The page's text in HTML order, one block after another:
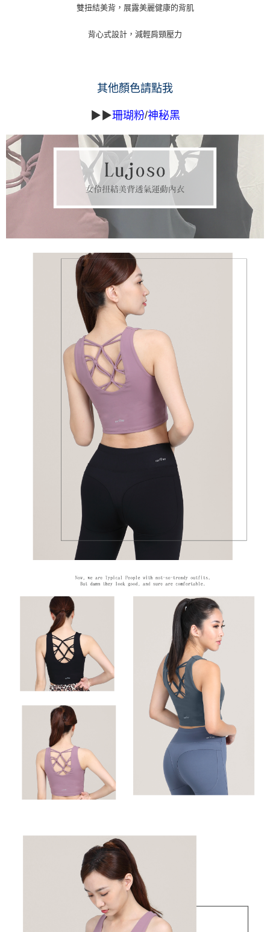
雙扭結美背，展露美麗健康的背肌
背心式設計，減輕肩頸壓力
其他顏色請點我
▶▶珊瑚粉/神秘黑